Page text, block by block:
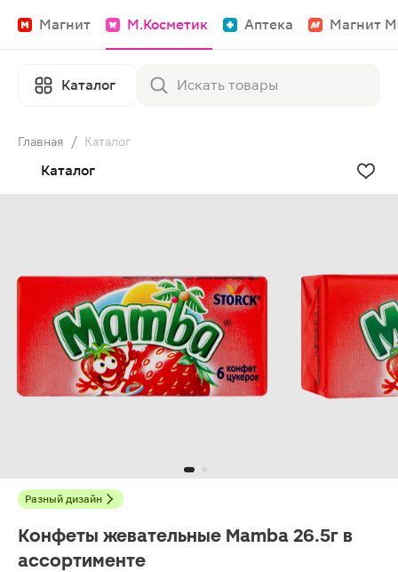
Магнит М.Косметик Аптека Магнит
Каталог
Главная / Каталог
Каталог
Разный дизайн
Конфеты жевательные Mamba 26.5г в
ассортименте